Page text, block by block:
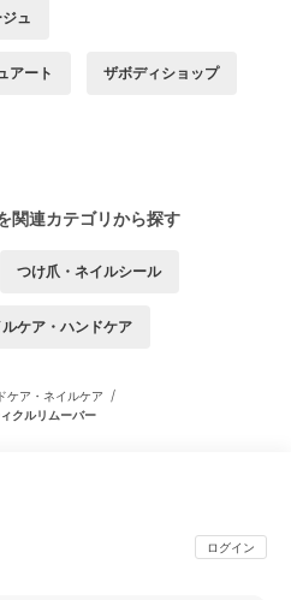
ュ
アート ザボディショップ
関連カテゴリから探す
つけ爪・ネイルシール
ケア・ハンドケア
ケア・ネイルケア /
クルリムーバー
ログイン